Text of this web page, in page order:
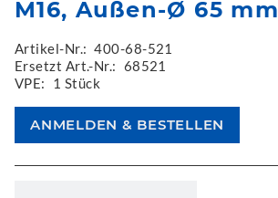
M16, Außen-Ø 65 mm
Artikel-Nr.: 400-68-521
Ersetzt Art.-Nr.: 68521
VPE:
1 Stück